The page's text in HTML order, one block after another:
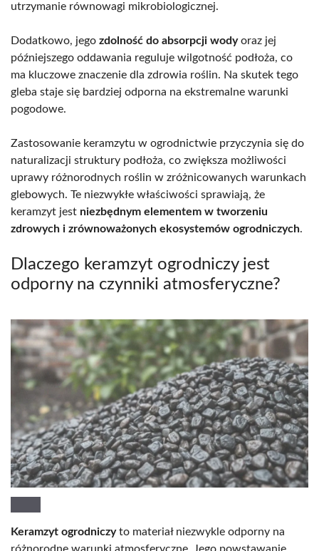
utrzymanie równowagi mikrobiologicznej.
Dodatkowo, jego zdolność do absorpcji wodyoraz jej
późniejszego oddawania reguluje wilgotność podłoża, co
ma kluczowe znaczenie dla zdrowia roślin. Na skutek tego
gleba staje się bardziej odporna na ekstremalne warunki
pogodowe.
Zastosowanie keramzytu w ogrodnictwie przyczynia się do
naturalizacji struktury podłoża, co zwiększa możliwości
uprawy różnorodnych roślin w zróżnicowanych warunkach
glebowych. Te niezwykłe właściwości sprawiają, że
keramzyt jest niezbędnym elementem w tworzeniu
zdrowych i zrównoważonych ekosystemów ogrodniczych.
Dlaczego keramzyt ogrodniczy jest
odporny na czynniki atmosferyczne?
Keramzyt ogrodniczyto materiał niezwykle odporny na
różnorodne warunki atmosferyczne. Jego powstawanie